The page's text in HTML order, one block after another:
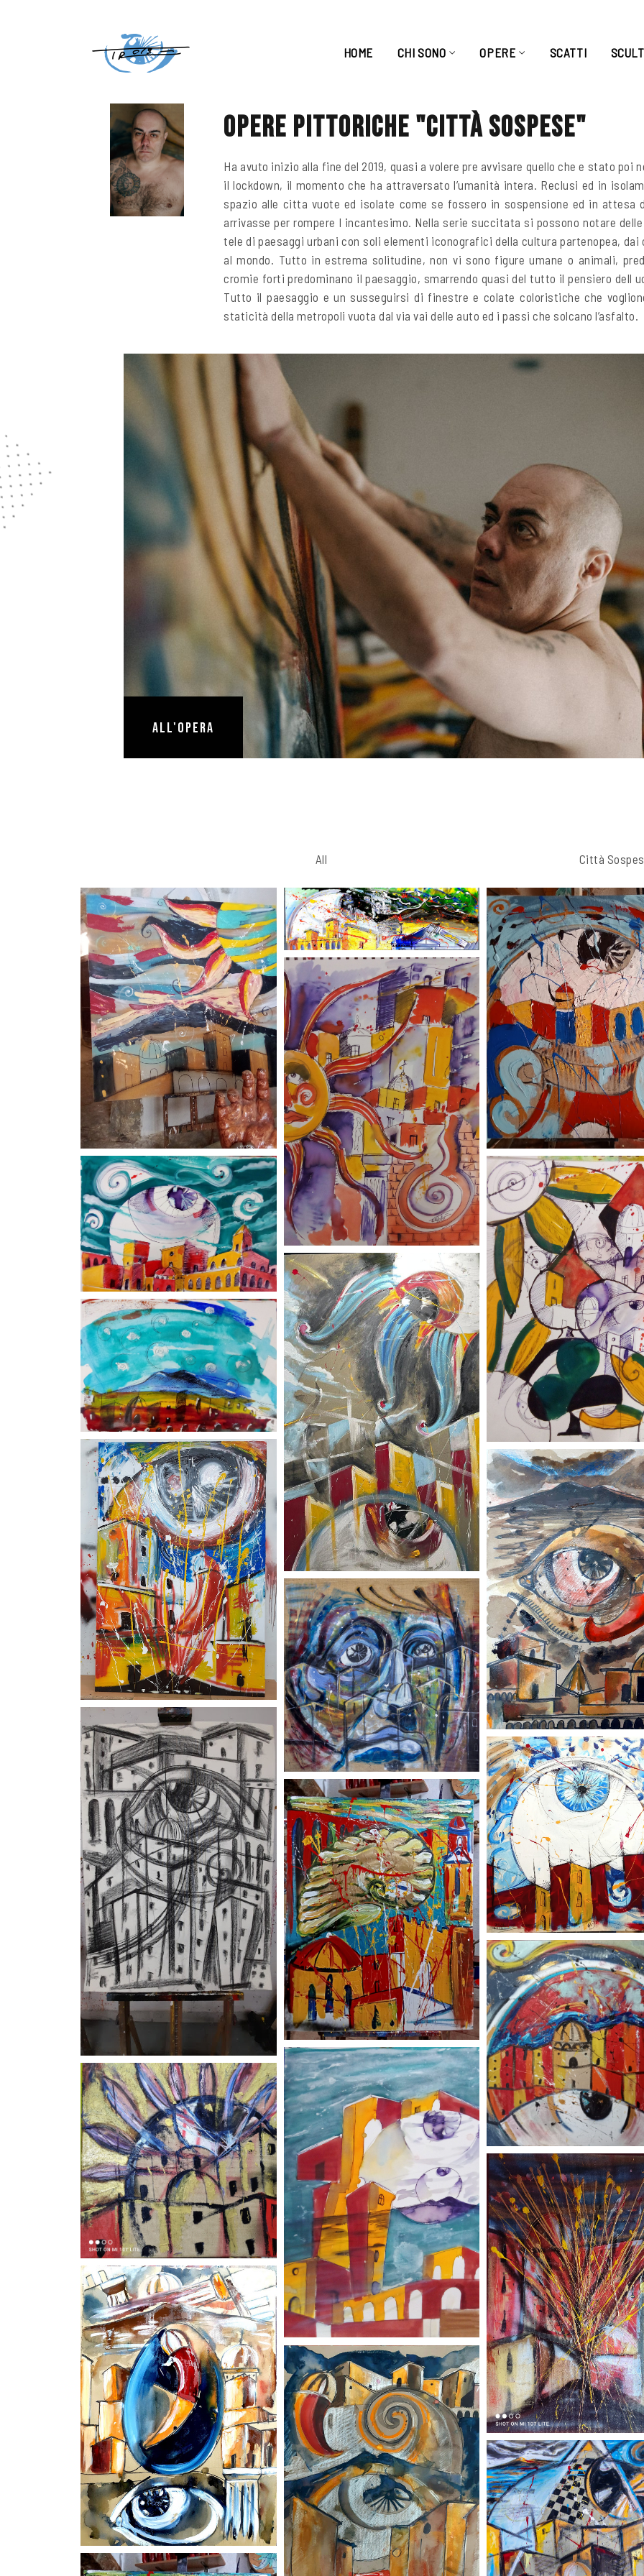
HOME CHI SONO OPERE SCATTI
opere pittoriche "Città Sospese"
Ha avuto inizio alla fine del 2019, quasi a volere pre avvisare quello che e stato poi
il lockdown, il momento che ha attraversato l’umanità intera. Reclusi ed in
spazio alle citta vuote ed isolate come se fossero in sospensione ed in attesa
arrivasse per rompere l incantesimo. Nella serie succitata si possono notare
tele di paesaggi urbani con soli elementi iconografici della cultura partenopea, dai
al mondo. Tutto in estrema solitudine, non vi sono figure umane o animali,
cromie forti predominano il paesaggio, smarrendo quasi del tutto il pensiero dell
Tutto il paesaggio e un susseguirsi di finestre e colate coloristiche che
staticità della metropoli vuota dal via vai delle auto ed i passi che solcano l’asfalto.
all'Opera
All Città